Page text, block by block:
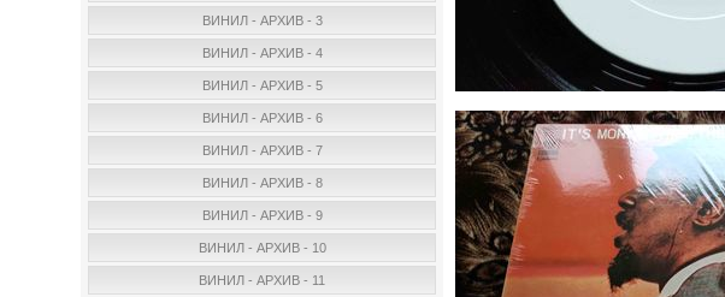
ВИНИЛ - АРХИВ - 3
ВИНИЛ - АРХИВ - 4
ВИНИЛ - АРХИВ - 5
ВИНИЛ - АРХИВ - 6
ВИНИЛ - АРХИВ - 7
ВИНИЛ - АРХИВ - 8
ВИНИЛ - АРХИВ - 9
ВИНИЛ - АРХИВ - 10
ВИНИЛ - АРХИВ - 11